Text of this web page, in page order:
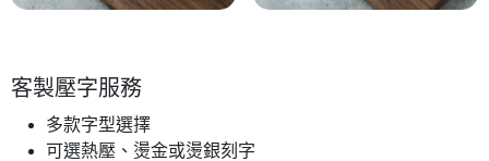
客製壓字服務
多款字型選擇
可選熱壓、燙金或燙銀刻字